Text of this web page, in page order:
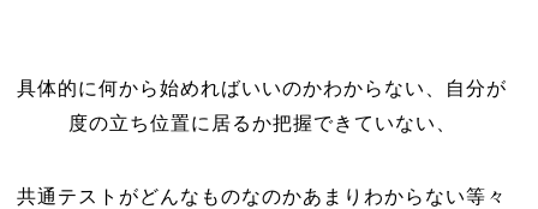
具体的に何から始めればいいのかわからない、自分が
度の立ち位置に居るか把握できていない、
共通テストがどんなものなのかあまりわからない等々